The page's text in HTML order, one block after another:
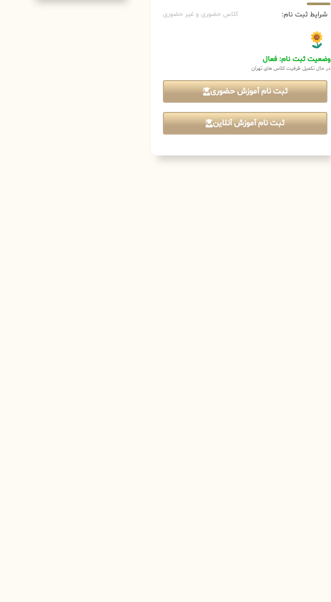
شرایط ثبت نام: کلاس حضوری و غیر حضوری
وضعیت ثبت نام: فعال
در حال تکمیل ظرفیت کلاس های تهران
ثبت نام آموزش حضوری
ثبت نام آموزش آنلاین